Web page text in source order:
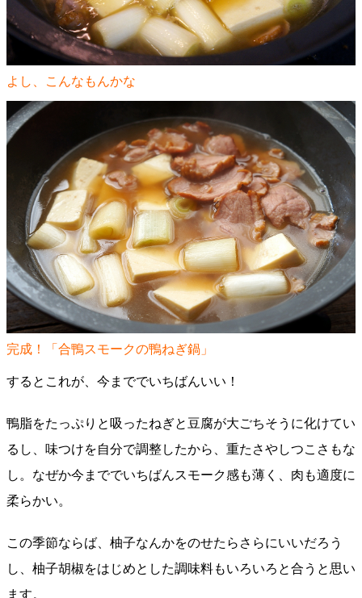
よし、こんなもんかな
完成！「合鴨スモークの鴨ねぎ鍋」
するとこれが、今まででいちばんいい！
鴨脂をたっぷりと吸ったねぎと豆腐が大ごちそうに化けてい
るし、味つけを自分で調整したから、重たさやしつこさもな
し。なぜか今まででいちばんスモーク感も薄く、肉も適度に
柔らかい。
この季節ならば、柚子なんかをのせたらさらにいいだろう
し、柚子胡椒をはじめとした調味料もいろいろと合うと思い
ます。